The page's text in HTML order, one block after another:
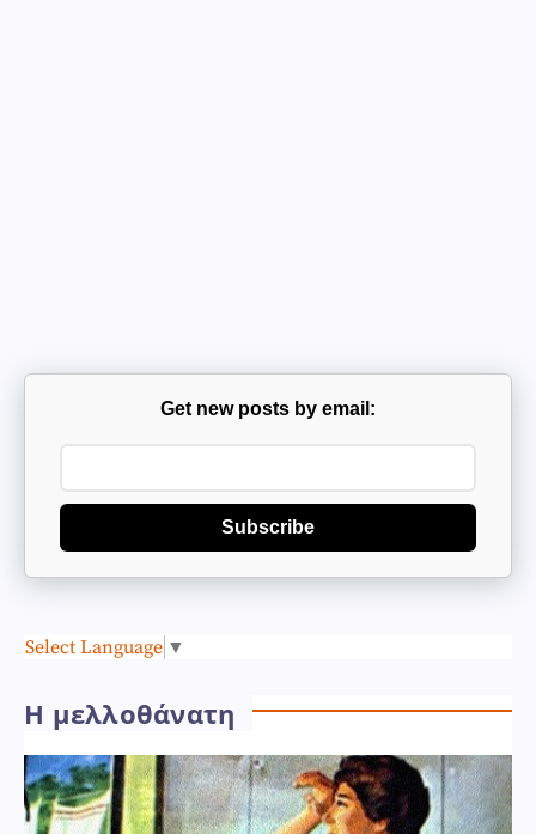
Get new posts by email:
Subscribe
Select Language ▼
Η μελλοθάνατη